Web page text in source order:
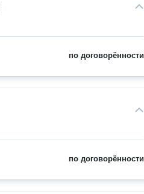
по договорённости
по договорённости